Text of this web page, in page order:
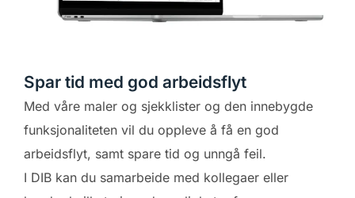
Spar tid med god arbeidsflyt
Med våre maler og sjekklister og den innebygde
funksjonaliteten vil du oppleve å få en god
arbeidsflyt, samt spare tid og unngå feil.
I DIB kan du samarbeide med kollegaer eller